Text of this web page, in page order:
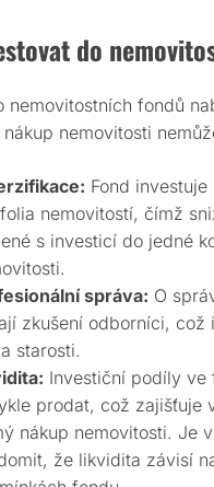
do
nemovitostních fondů
nemovitosti
Fond
nemovitostí, čímž
s investicí do jedné
správa: O
zkušení odborníci, což
starosti.
Investiční podíly ve
prodat, což zajišťuje
nákup nemovitosti. Je
že likvidita závisí